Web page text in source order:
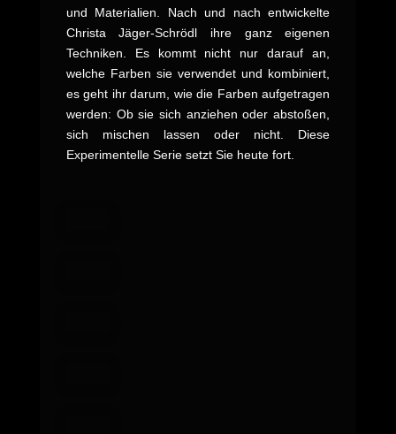
und Materialien. Nach und nach entwickelte
Christa Jäger-Schrödl ihre ganz eigenen
Techniken. Es kommt nicht nur darauf an,
welche Farben sie verwendet und kombiniert,
es geht ihr darum, wie die Farben aufgetragen
werden: Ob sie sich anziehen oder abstoßen,
sich mischen lassen oder nicht. Diese
Experimentelle Serie setzt Sie heute fort.